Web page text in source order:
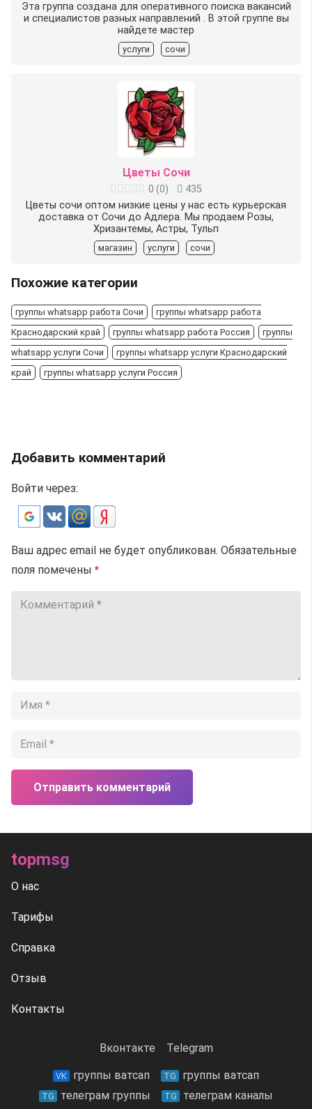
Эта группа создана для оперативного поиска вакансий
и специалистов разных направлений . В этой группе вы
найдете мастер
услуги сочи
Цветы Сочи
0 (0)
435
Цветы сочи оптом низкие цены у нас есть курьерская
доставка от Сочи до Адлера. Мы продаем Розы,
Хризантемы, Астры, Тульп
магазин услуги сочи
Похожие категории
группы whatsapp работа Сочи
группы whatsapp работа
Краснодарский край
группы whatsapp работа Россия
группы
whatsapp услуги Сочи
группы whatsapp услуги Краснодарский
край
группы whatsapp услуги Россия
Добавить комментарий
Войти через:
Ваш адрес email не будет опубликован. Обязательные
поля помечены *
Отправить комментарий
topmsg
О нас
Тарифы
Справка
Отзыв
Контакты
Вконтакте Telegram
VK группы ватсап TG группы ватсап
TG телеграм группы TG
телеграм каналы